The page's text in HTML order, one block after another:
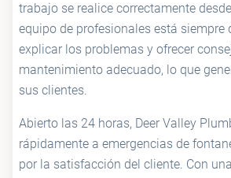
trabajo se realice correctamente
equipo de profesionales está siempre
explicar los problemas y ofrecer
mantenimiento adecuado, lo que
sus clientes.
Abierto las 24 horas, Deer Valley
rápidamente a emergencias de
por la satisfacción del cliente. Con